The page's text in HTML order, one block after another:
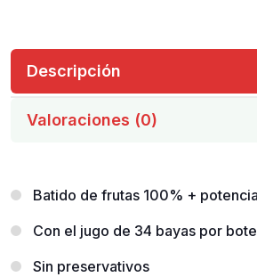
Descripción
Valoraciones (0)
Batido de frutas 100% +
Con el jugo de 34 bayas por
Sin preservativos